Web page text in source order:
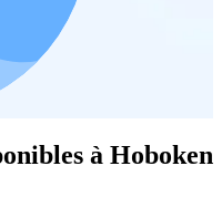
à Hoboken